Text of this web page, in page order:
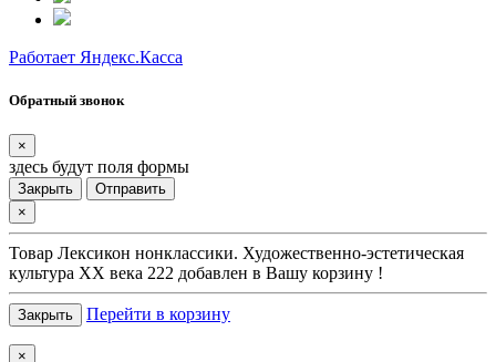
Работает Яндекс.Касса
Обратный звонок
×
здесь будут поля формы
Закрыть
Отправить
×
Товар Лексикон нонклассики. Художественно-эстетическая
культура XX века 222 добавлен в Вашу корзину !
Закрыть Перейти в корзину
×